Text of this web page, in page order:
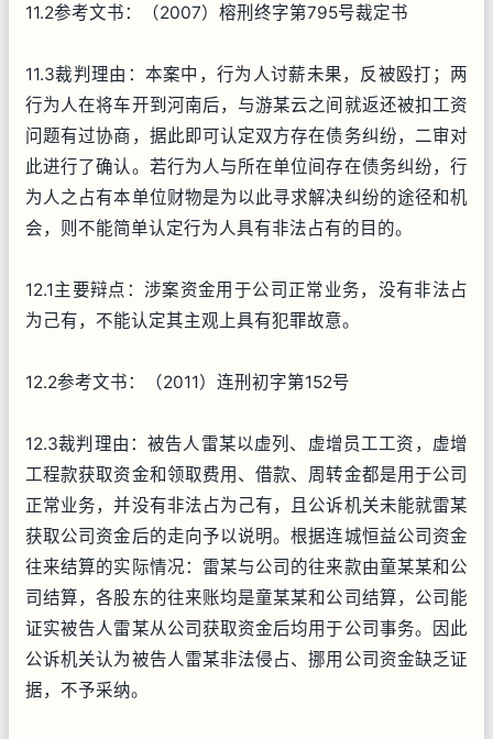
11.2参考文书：（2007）榕刑终字第795号裁定书
11.3裁判理由：本案中，行为人讨薪未果，反被殴打；两
行为人在将车开到河南后，与游某云之间就返还被扣工资
问题有过协商，据此即可认定双方存在债务纠纷，二审对
此进行了确认。若行为人与所在单位间存在债务纠纷，行
为人之占有本单位财物是为以此寻求解决纠纷的途径和机
会，则不能简单认定行为人具有非法占有的目的。
12.1主要辩点：涉案资金用于公司正常业务，没有非法占
为己有，不能认定其主观上具有犯罪故意。
12.2参考文书：（2011）连刑初字第152号
12.3裁判理由：被告人雷某以虚列、虚增员工工资，虚增
工程款获取资金和领取费用、借款、周转金都是用于公司
正常业务，并没有非法占为己有，且公诉机关未能就雷某
获取公司资金后的走向予以说明。根据连城恒益公司资金
往来结算的实际情况：雷某与公司的往来款由童某某和公
司结算，各股东的往来账均是童某某和公司结算，公司能
证实被告人雷某从公司获取资金后均用于公司事务。因此
公诉机关认为被告人雷某非法侵占、挪用公司资金缺乏证
据，不予采纳。